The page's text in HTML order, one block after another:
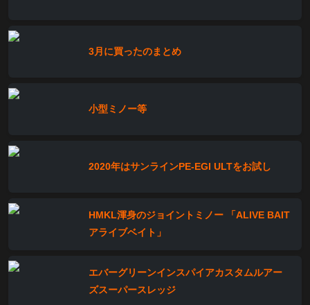
3月に買ったのまとめ
小型ミノー等
2020年はサンラインPE-EGI ULTをお試し
HMKL渾身のジョイントミノー 「ALIVE BAIT
アライブベイト」
エバーグリーンインスパイアカスタムルアー
ズスーパースレッジ